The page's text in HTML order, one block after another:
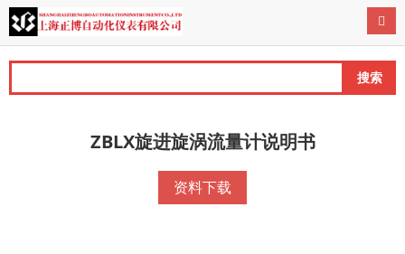
搜索
导
ZBLX旋进旋涡流量计说明书
资料下载